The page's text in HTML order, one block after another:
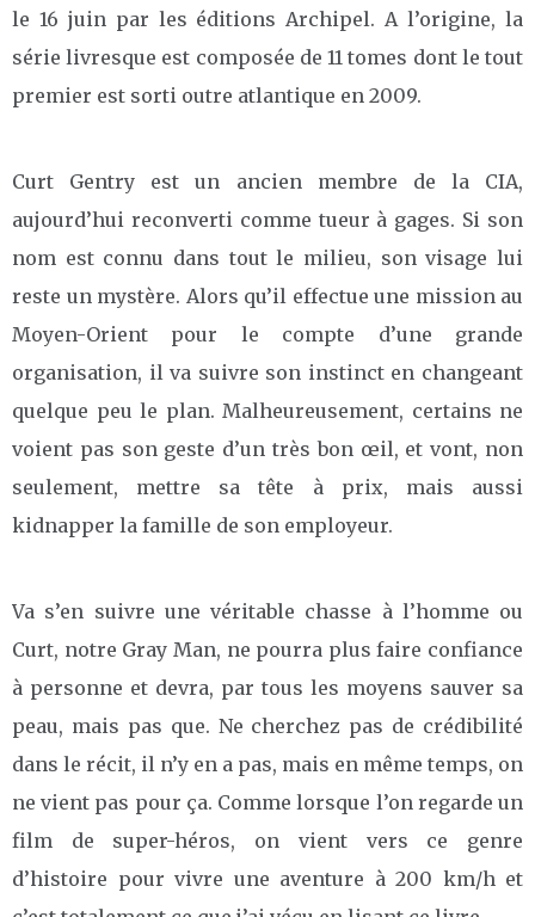
le 16 juin par les éditions Archipel. A l’origine, la
série livresque est composée de 11 tomes dont le tout
premier est sorti outre atlantique en 2009.
Curt Gentry est un ancien membre de la CIA,
aujourd’hui reconverti comme tueur à gages. Si son
nom est connu dans tout le milieu, son visage lui
reste un mystère. Alors qu’il effectue une mission au
Moyen-Orient pour le compte d’une grande
organisation, il va suivre son instinct en changeant
quelque peu le plan. Malheureusement, certains ne
voient pas son geste d’un très bon œil, et vont, non
seulement, mettre sa tête à prix, mais aussi
kidnapper la famille de son employeur.
Va s’en suivre une véritable chasse à l’homme ou
Curt, notre Gray Man, ne pourra plus faire confiance
à personne et devra, par tous les moyens sauver sa
peau, mais pas que. Ne cherchez pas de crédibilité
dans le récit, il n’y en a pas, mais en même temps, on
ne vient pas pour ça. Comme lorsque l’on regarde un
film de super-héros, on vient vers ce genre
d’histoire pour vivre une aventure à 200 km/h et